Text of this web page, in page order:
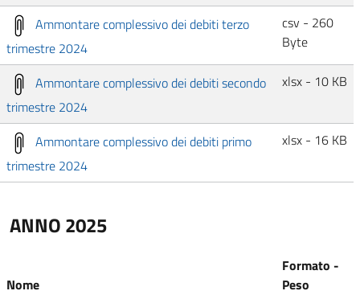
Ammontare complessivo dei debiti terzo
trimestre 2024
csv - 260
Byte
Ammontare complessivo dei debiti secondo
trimestre 2024
xlsx - 10 KB
Ammontare complessivo dei debiti primo
trimestre 2024
xlsx - 16 KB
ANNO 2025
Nome
Formato -
Peso